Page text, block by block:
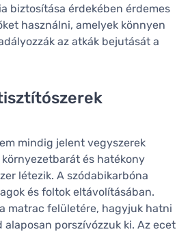
biztosítása érdekében érdemes
használni, amelyek könnyen
az atkák bejutását a
mindig jelent vegyszerek
és hatékony
létezik. A szódabikarbóna
és foltok eltávolításában.
matrac felületére, hagyjuk hatni
alaposan porszívózzuk ki. Az ecet